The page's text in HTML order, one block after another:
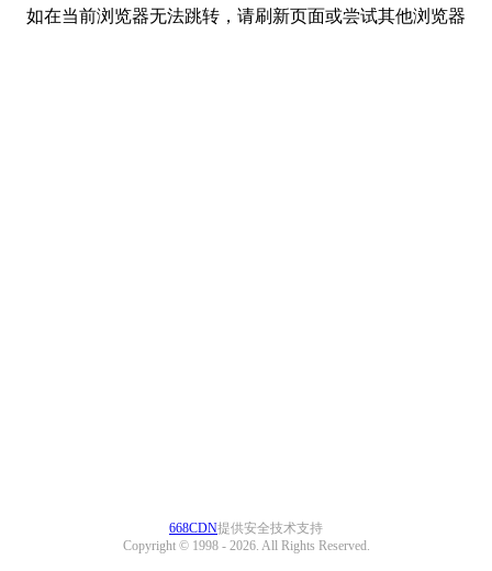
如在当前浏览器无法跳转，请刷新页面或尝试其他浏览器
668CDN提供安全技术支持
Copyright © 1998 - 2026. All Rights Reserved.